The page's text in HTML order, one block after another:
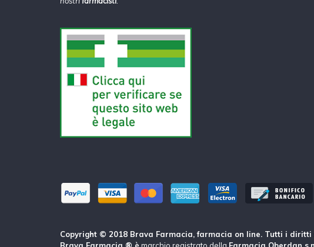
Copyright © 2018 Brava Farmacia, farmacia on line. Tutti i diritti